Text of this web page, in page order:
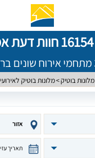
16154 חוות דעת אמיתיות!
מלונות בוטיק מלונות בוטיק
אזור
תאריך